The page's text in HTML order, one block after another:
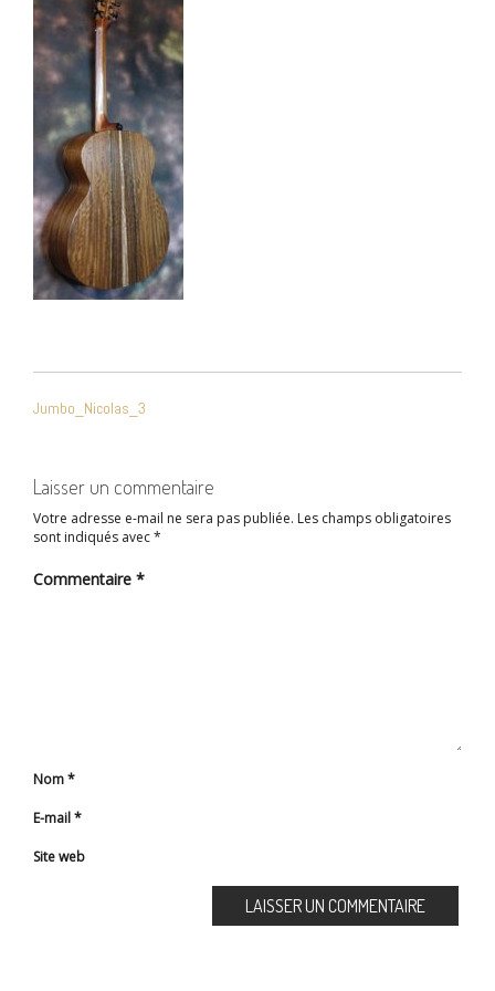
DE
Jumbo_Nicolas_3
Laisser un commentaire
Votre adresse e-mail ne sera pas publiée. Les champs obligatoires
sont indiqués avec*
Commentaire *
Nom*
E-mail*
Site web